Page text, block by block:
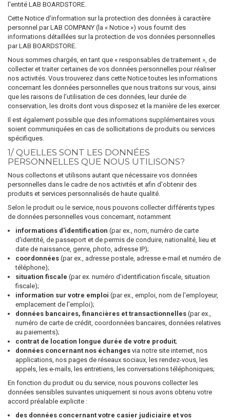
l'entité LAB BOARDSTORE.
Cette Notice d’information sur la protection des données à caractère
personnel par LAB COMPANY (la « Notice ») vous fournit des
informations détaillées sur la protection de vos données personnelles
par LAB BOARDSTORE.
Nous sommes chargés, en tant que « responsables de traitement », de
collecter et traiter certaines de vos données personnelles pour réaliser
nos activités. Vous trouverez dans cette Notice toutes les informations
concernant les données personnelles que nous traitons sur vous, ainsi
que les raisons de l’utilisation de ces données, leur durée de
conservation, les droits dont vous disposez et la manière de les exercer.
Il est également possible que des informations supplémentaires vous
soient communiquées en cas de sollicitations de produits ou services
spécifiques.
1/ QUELLES SONT LES DONNÉES
PERSONNELLES QUE NOUS UTILISONS?
Nous collectons et utilisons autant que nécessaire vos données
personnelles dans le cadre de nos activités et afin d'obtenir des
produits et services personnalisés de haute qualité.
Selon le produit ou le service, nous pouvons collecter différents types
de données personnelles vous concernant, notamment
informations d'identification (par ex., nom, numéro de carte
d'identité, de passeport et de permis de conduire, nationalité, lieu et
date de naissance, genre, photo, adresse IP);
coordonnées (par ex., adresse postale, adresse e-mail et numéro de
téléphone);
situation fiscale (par ex. numéro d'identification fiscale, situation
fiscale);
information sur votre emploi (par ex., emploi, nom de l'employeur,
emplacement de l'emploi);
données bancaires, financières et transactionnelles (par ex.,
numéro de carte de crédit, coordonnées bancaires, données relatives
au paiements);
contrat de location longue durée de votre produit;
données concernant nos échanges via notre site internet, nos
applications, nos pages de réseaux sociaux, les rendez-vous, les
appels, les e-mails, les entretiens, les conversations téléphoniques;
En fonction du produit ou du service, nous pouvons collecter les
données sensibles suivantes uniquement si nous avons obtenu votre
accord préalable explicite :
des données concernant votre casier judiciaire et vos